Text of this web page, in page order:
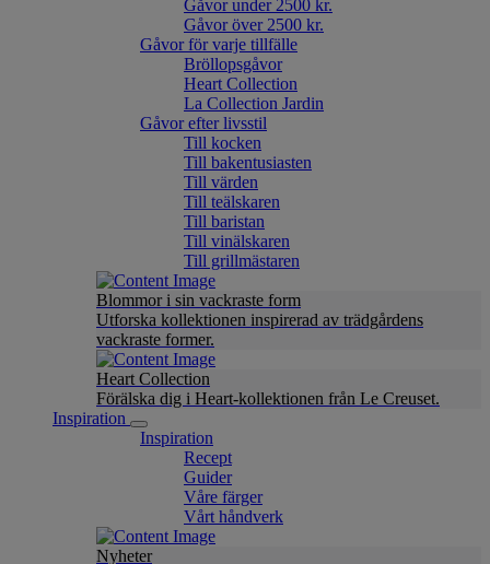
Gåvor under 2500 kr.
Gåvor över 2500 kr.
Gåvor för varje tillfälle
Bröllopsgåvor
Heart Collection
La Collection Jardin
Gåvor efter livsstil
Till kocken
Till bakentusiasten
Till värden
Till teälskaren
Till baristan
Till vinälskaren
Till grillmästaren
Blommor i sin vackraste form
Utforska kollektionen inspirerad av trädgårdens
vackraste former.
Heart Collection
Förälska dig i Heart-kollektionen från Le Creuset.
Inspiration
Inspiration
Recept
Guider
Våre färger
Vårt håndverk
Nyheter